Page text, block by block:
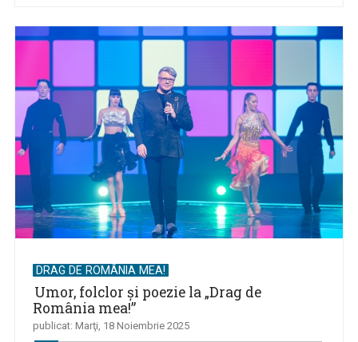
DRAG DE ROMÂNIA MEA!
Umor, folclor şi poezie la „Drag de
România mea!”
publicat: Marţi, 18 Noiembrie 2025